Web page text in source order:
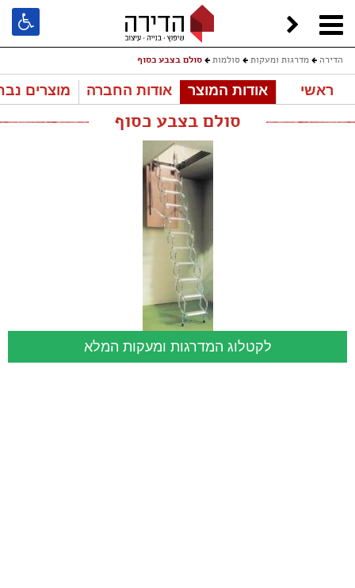
הדירה מדרגות ומעקות סולמות סולם בצבע כסוף
ראשי אודות המוצר אודות החברה מוצרים
סולם בצבע כסוף
לקטלוג המדרגות ומעקות המלא